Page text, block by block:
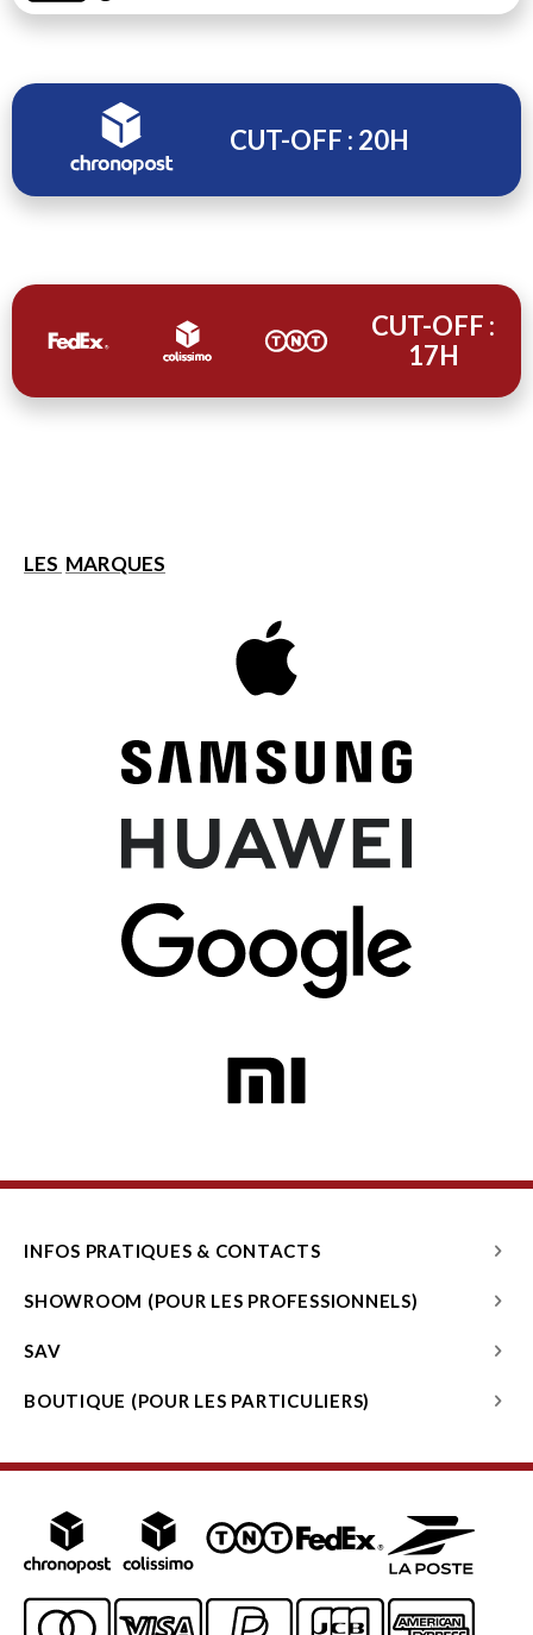
CUT-OFF : 20H
CUT-OFF :
17H
LES MARQUES
INFOS PRATIQUES & CONTACTS
SHOWROOM (POUR LES PROFESSIONNELS)
SAV
BOUTIQUE (POUR LES PARTICULIERS)